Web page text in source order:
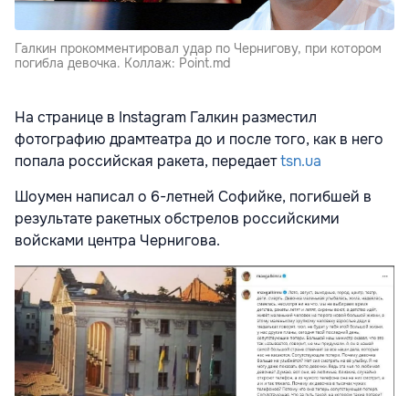
Галкин прокомментировал удар по Чернигову, при котором
погибла девочка. Коллаж: Point.md
На странице в Instagram Галкин разместил
фотографию драмтеатра до и после того, как в него
попала российская ракета, передаетtsn.ua
Шоумен написал о 6-летней Софийке, погибшей в
результате ракетных обстрелов российскими
войсками центра Чернигова.